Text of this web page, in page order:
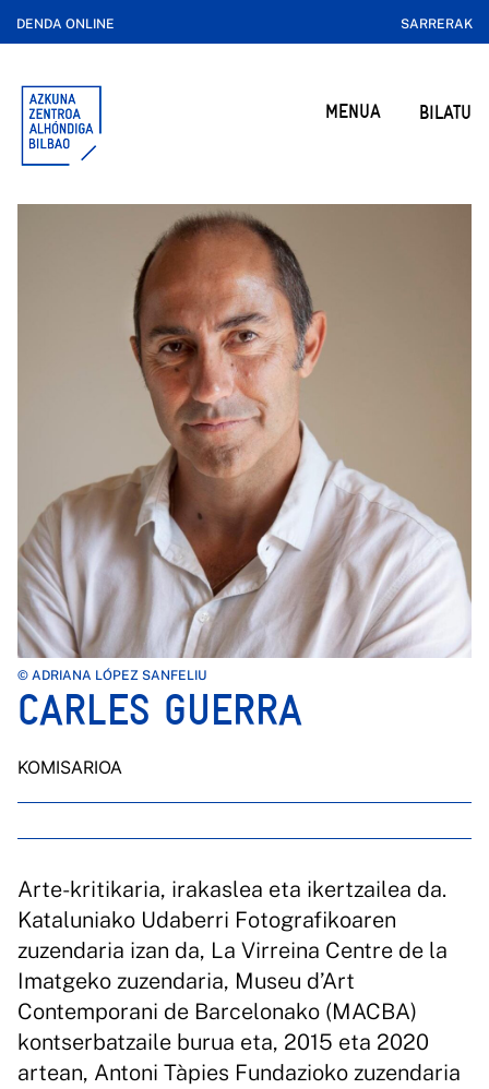
DENDA ONLINE SARRERAK
MENUA BILATU
© ADRIANA LÓPEZ SANFELIU
CARLES GUERRA
KOMISARIOA
Arte-kritikaria, irakaslea eta ikertzailea da.
Kataluniako Udaberri Fotografikoaren
zuzendaria izan da, La Virreina Centre de la
Imatgeko zuzendaria, Museu d’Art
Contemporani de Barcelonako (MACBA)
kontserbatzaile burua eta, 2015 eta 2020
artean, Antoni Tàpies Fundazioko zuzendaria